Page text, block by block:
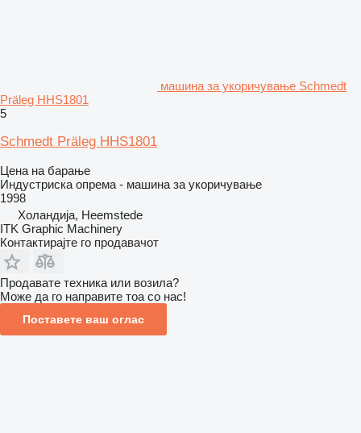
машина за укоричување Schmedt
Präleg HHS1801
5
Schmedt Präleg HHS1801
Цена на барање
Индустриска опрема - машина за укоричување
1998
Холандија, Heemstede
ITK Graphic Machinery
Контактирајте го продавачот
Продавате техника или возила?
Може да го направите тоа со нас!
Поставете ваш оглас